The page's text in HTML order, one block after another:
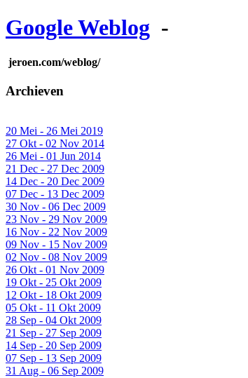
Google Weblog -
jeroen.com/weblog/
Archieven
20 Mei - 26 Mei 2019
27 Okt - 02 Nov 2014
26 Mei - 01 Jun 2014
21 Dec - 27 Dec 2009
14 Dec - 20 Dec 2009
07 Dec - 13 Dec 2009
30 Nov - 06 Dec 2009
23 Nov - 29 Nov 2009
16 Nov - 22 Nov 2009
09 Nov - 15 Nov 2009
02 Nov - 08 Nov 2009
26 Okt - 01 Nov 2009
19 Okt - 25 Okt 2009
12 Okt - 18 Okt 2009
05 Okt - 11 Okt 2009
28 Sep - 04 Okt 2009
21 Sep - 27 Sep 2009
14 Sep - 20 Sep 2009
07 Sep - 13 Sep 2009
31 Aug - 06 Sep 2009